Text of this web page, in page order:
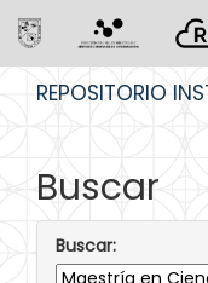
REPOSITORIO
Buscar
Buscar: